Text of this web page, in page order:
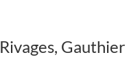
Rivages,